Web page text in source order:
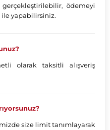
ödemeyi
ile yapabilirsiniz.
olarak taksitli alışveriş
size limit tanımlayarak